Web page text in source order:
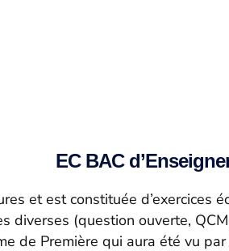
EC BAC
et est constituée
diverses (question ouverte,
de Première qui aura été vu